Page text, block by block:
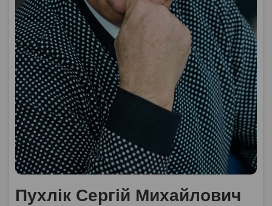
Пухлік Сергій Михайлович